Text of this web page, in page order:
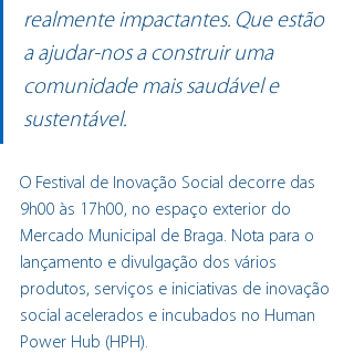
realmente impactantes. Que estão
a ajudar-nos a construir uma
comunidade mais saudável e
sustentável.
O Festival de Inovação Social decorre das
9h00 às 17h00, no espaço exterior do
Mercado Municipal de Braga. Nota para o
lançamento e divulgação dos vários
produtos, serviços e iniciativas de inovação
social acelerados e incubados no Human
Power Hub (HPH).